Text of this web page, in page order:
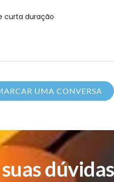
curta duração
UMA CONVERSA